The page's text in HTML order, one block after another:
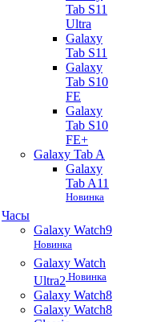
Tab S11
Ultra
Galaxy
Tab S11
Galaxy
Tab S10
FE
Galaxy
Tab S10
FE+
Galaxy Tab A
Galaxy
Tab A11
Новинка
Часы
Galaxy Watch9
Новинка
Galaxy Watch
Ultra2 Новинка
Galaxy Watch8
Galaxy Watch8